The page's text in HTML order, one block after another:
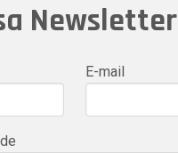
Newsletter
E-mail